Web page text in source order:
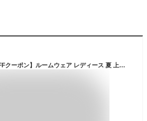
【マラソン限定 14%OFFクーポン】ルームウェア レディース 夏 上下 リブ 薄手 ゆったり 大きいサイズ 涼感 半袖 長袖 Tシャツ ショートパンツ 短パン ロングパンツ 半ズボン ズボン パジャマ 伸縮性 通気性 ソフト 柔らかい 部屋着 夏用 女性 在宅 おしゃれ かわいい